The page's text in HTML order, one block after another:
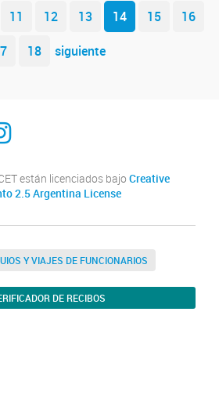
11 12 13 14 15
16
18 siguiente
están licenciados bajo Creative
2.5 Argentina License
Y VIAJES DE FUNCIONARIOS
DE RECIBOS